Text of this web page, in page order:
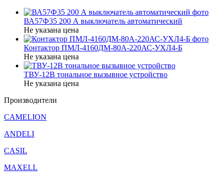
ВА57Ф35 200 А выключатель автоматический
Не указана цена
Контактор ПМЛ-4160ДМ-80А-220АС-УХЛ4-Б
Не указана цена
ТВУ-12В тональное вызывное устройство
Не указана цена
Производители
CAMELION
ANDELI
CASIL
MAXELL